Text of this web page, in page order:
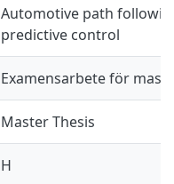
Automotive path
predictive control
Examensarbete för
Master Thesis
H